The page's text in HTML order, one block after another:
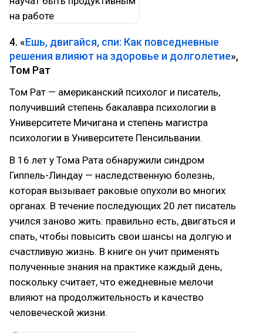
4. «Ешь, двигайся, спи: Как повседневные
решения влияют на здоровье и долголетие»,
Том Рат
Том Рат — американский психолог и писатель,
получивший степень бакалавра психологии в
Университете Мичигана и степень магистра
психологии в Университете Пенсильвании.
В 16 лет у Тома Рата обнаружили синдром
Гиппель-Линдау — наследственную болезнь,
которая вызывает раковые опухоли во многих
органах. В течение последующих 20 лет писатель
учился заново жить: правильно есть, двигаться и
спать, чтобы повысить свои шансы на долгую и
счастливую жизнь. В книге он учит применять
полученные знания на практике каждый день,
поскольку считает, что ежедневные мелочи
влияют на продолжительность и качество
человеческой жизни.